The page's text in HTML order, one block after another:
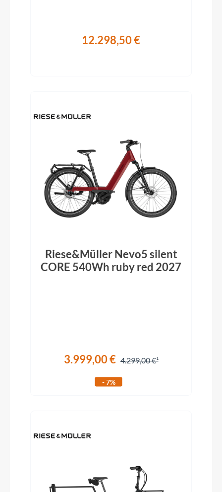
12.298,50 €
Riese&Müller Nevo5 silent
CORE 540Wh ruby red 2027
3.999,00 € 4.299,00 €
- 7%